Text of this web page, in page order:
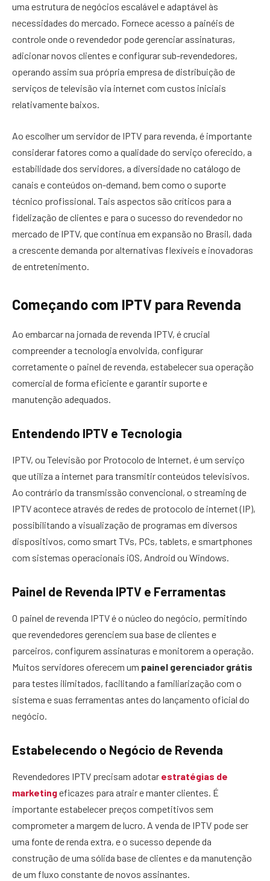
uma estrutura de negócios escalável e adaptável às
necessidades do mercado. Fornece acesso a painéis de
controle onde o revendedor pode gerenciar assinaturas,
adicionar novos clientes e configurar sub-revendedores,
operando assim sua própria empresa de distribuição de
serviços de televisão via internet com custos iniciais
relativamente baixos.
Ao escolher um servidor de IPTV para revenda, é importante
considerar fatores como a qualidade do serviço oferecido, a
estabilidade dos servidores, a diversidade no catálogo de
canais e conteúdos on-demand, bem como o suporte
técnico profissional. Tais aspectos são críticos para a
fidelização de clientes e para o sucesso do revendedor no
mercado de IPTV, que continua em expansão no Brasil, dada
a crescente demanda por alternativas flexíveis e inovadoras
de entretenimento.
Começando com IPTV para Revenda
Ao embarcar na jornada de revenda IPTV, é crucial
compreender a tecnologia envolvida, configurar
corretamente o painel de revenda, estabelecer sua operação
comercial de forma eficiente e garantir suporte e
manutenção adequados.
Entendendo IPTV e Tecnologia
IPTV, ou Televisão por Protocolo de Internet, é um serviço
que utiliza a internet para transmitir conteúdos televisivos.
Ao contrário da transmissão convencional, o streaming de
IPTV acontece através de redes de protocolo de internet (IP),
possibilitando a visualização de programas em diversos
dispositivos, como smart TVs, PCs, tablets, e smartphones
com sistemas operacionais iOS, Android ou Windows.
Painel de Revenda IPTV e Ferramentas
O painel de revenda IPTV é o núcleo do negócio, permitindo
que revendedores gerenciem sua base de clientes e
parceiros, configurem assinaturas e monitorem a operação.
Muitos servidores oferecem um painel gerenciador grátis
para testes ilimitados, facilitando a familiarização com o
sistema e suas ferramentas antes do lançamento oficial do
negócio.
Estabelecendo o Negócio de Revenda
Revendedores IPTV precisam adotar estratégias de
marketingeficazes para atrair e manter clientes. É
importante estabelecer preços competitivos sem
comprometer a margem de lucro. A venda de IPTV pode ser
uma fonte de renda extra, e o sucesso depende da
construção de uma sólida base de clientes e da manutenção
de um fluxo constante de novos assinantes.